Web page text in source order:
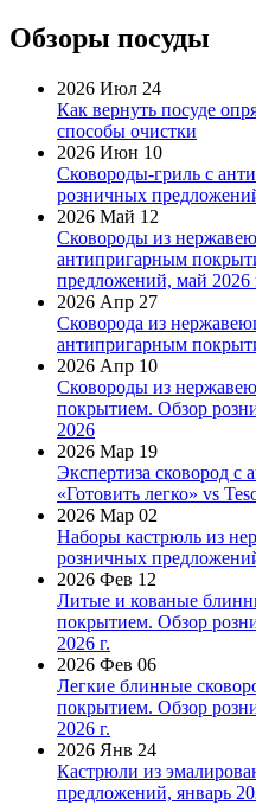
Обзоры посуды
2026 Июл 24
Как вернуть посуде
способы очистки
2026 Июн 10
Сковороды-гриль с
розничных
2026 Май 12
Сковороды из
антипригарным
предложений, май 2026
2026 Апр 27
Сковорода из
антипригарным
2026 Апр 10
Сковороды из
покрытием. Обзор
2026
2026 Мар 19
Экспертиза сковород
«Готовить легко» vs
2026 Мар 02
Наборы кастрюль из
розничных
2026 Фев 12
Литые и кованые
покрытием. Обзор
2026 г.
2026 Фев 06
Легкие блинные
покрытием. Обзор
2026 г.
2026 Янв 24
Кастрюли из
предложений, январь